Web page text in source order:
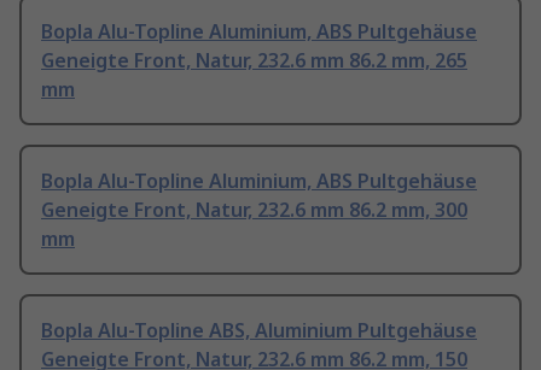
Bopla Alu-Topline Aluminium, ABS Pultgehäuse
Geneigte Front, Natur, 232.6 mm 86.2 mm, 265
mm
Bopla Alu-Topline Aluminium, ABS Pultgehäuse
Geneigte Front, Natur, 232.6 mm 86.2 mm, 300
mm
Bopla Alu-Topline ABS, Aluminium Pultgehäuse
Geneigte Front, Natur, 232.6 mm 86.2 mm, 150